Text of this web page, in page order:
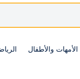
الأمهات والأطفال